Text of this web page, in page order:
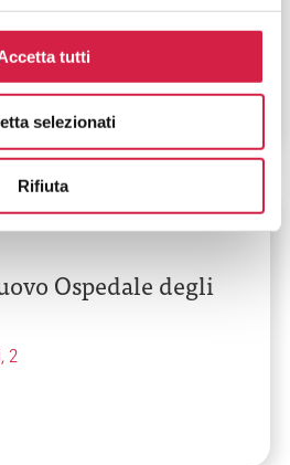
tutti
selezionati
Rifiuta
Ospedale degli
2